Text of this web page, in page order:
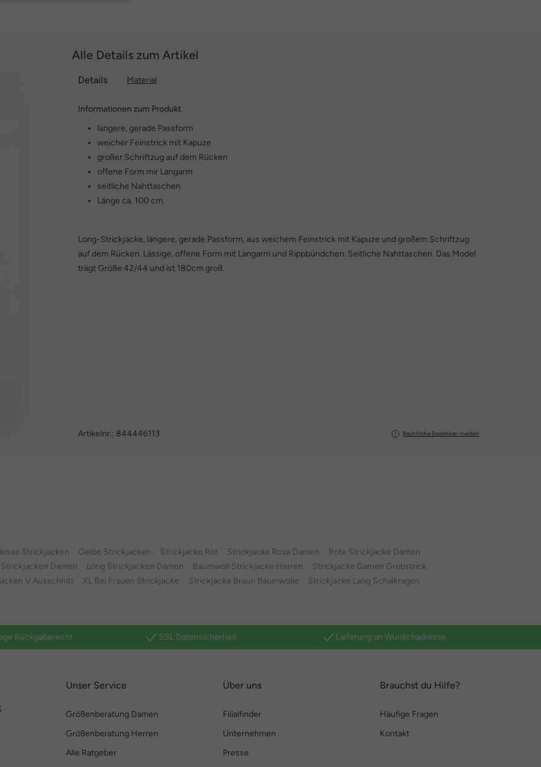
Alle Details zum Artikel
Details Material
Informationen zum Produkt
längere, gerade Passform
weicher Feinstrick mit Kapuze
großer Schriftzug auf dem Rücken
offene Form mir Langarm
seitliche Nahttaschen
Länge ca. 100 cm.
Long-Strickjacke, längere, gerade Passform, aus weichem Feinstrick mit Kapuze und großem Schriftzug
auf dem Rücken. Lässige, offene Form mit Langarm und Rippbündchen. Seitliche Nahttaschen. Das Model
trägt Größe 42/44 und ist 180cm groß.
Artikelnr.: 844446113 Rechtliche Bedenken melden
Strickjacken Gelbe Strickjacken Strickjacke Rot Strickjacke Rosa Damen
Rote Strickjacke Damen
Damen
Long Strickjacken Damen Baumwoll Strickjacke Herren
Strickjacke Damen Grobstrick
V Ausschnitt
XL Bei Frauen Strickjacke Strickjacke Braun Baumwolle Strickjacke Lang Schalkragen
Rückgaberecht SSL Datensicherheit Lieferung an Wunschadresse
Unser Service
Größenberatung Damen
Größenberatung Herren
Alle Ratgeber
Über uns
Filialfinder
Unternehmen
Presse
Brauchst du Hilfe?
Häufige Fragen
Kontakt